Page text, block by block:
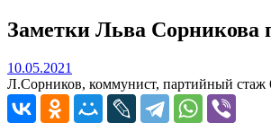
Заметки Льва Сорникова
10.05.2021
Л.Сорников, коммунист, партийный стаж